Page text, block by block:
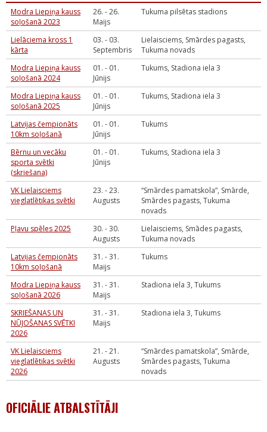
Modra Liepiņa kauss
soļošanā 2023
26. - 26.
Maijs
Tukuma pilsētas stadions
Lielāciema kross 1
kārta
03. - 03.
Septembris
Lielaisciems, Smārdes pagasts,
Tukuma novads
Modra Liepiņa kauss
soļošanā 2024
01. - 01.
Jūnijs
Tukums, Stadiona iela 3
Modra Liepiņa kauss
soļošanā 2025
01. - 01.
Jūnijs
Tukums, Stadiona iela 3
Latvijas čempionāts
10km soļošanā
01. - 01.
Jūnijs
Tukums
Bērnu un vecāku
sporta svētki
(skriešana)
01. - 01.
Jūnijs
Tukums, Stadiona iela 3
VK Lielaisciems
vieglatlētikas svētki
23. - 23.
Augusts
“Smārdes pamatskola”, Smārde,
Smārdes pagasts, Tukuma
novads
Pļavu spēles 2025
30. - 30.
Augusts
Lielaisciems, Smādes pagasts,
Tukuma novads
Latvijas čempionāts
10km soļošanā
31. - 31.
Maijs
Tukums
Modra Liepiņa kauss
soļošanā 2026
31. - 31.
Maijs
Stadiona iela 3, Tukums
SKRIEŠANAS UN
NŪJOŠANAS SVĒTKI
2026
31. - 31.
Maijs
Stadiona iela 3, Tukums
VK Lielaisciems
vieglatlētikas svētki
2026
21. - 21.
Augusts
“Smārdes pamatskola”, Smārde,
Smārdes pagasts, Tukuma
novads
OFICIĀLIE ATBALSTĪTĀJI